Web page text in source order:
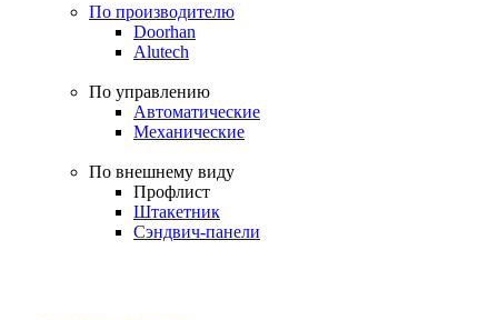
По производителю
Doorhan
Alutech
По управлению
Автоматические
Механические
По внешнему виду
Профлист
Штакетник
Сэндвич-панели